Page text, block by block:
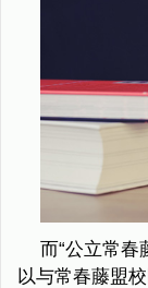
而“公立常春
以与常春藤盟